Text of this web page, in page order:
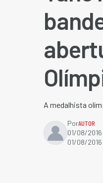
A medalhista
PorAUTOR
01/08/
01/08/